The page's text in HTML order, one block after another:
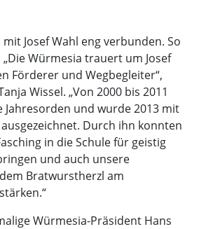
Josef Wahl eng verbunden. So
Würmesia trauert um Josef
Förderer und Wegbegleiter“,
Wissel. „Von 2000 bis 2011
Jahresorden und wurde 2013 mit
Durch ihn konnten
in die Schule für geistig
und auch unsere
Bratwurstherzl am
Würmesia-Präsident Hans